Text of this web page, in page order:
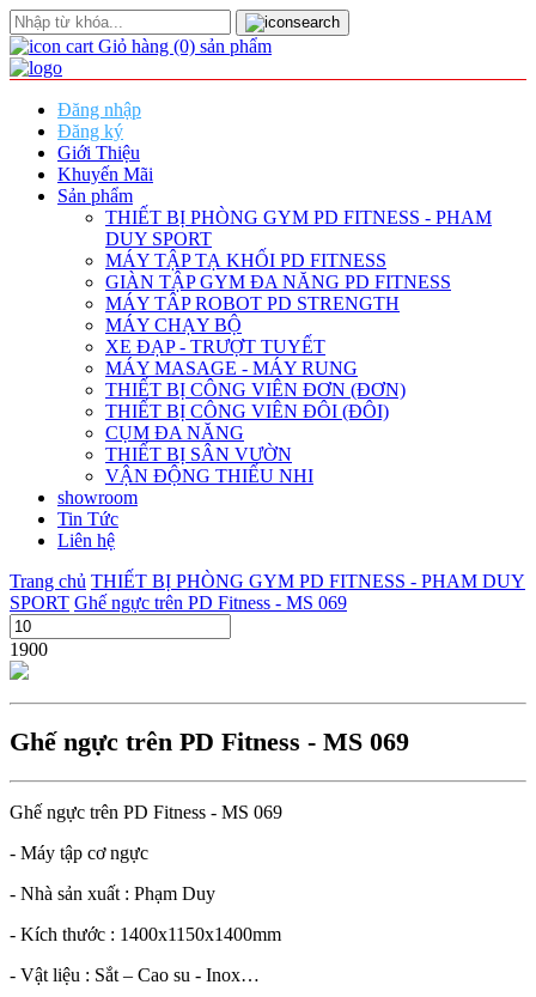
Giỏ hàng (0) sản phẩm
Đăng nhập
Đăng ký
Giới Thiệu
Khuyến Mãi
Sản phẩm
THIẾT BỊ PHÒNG GYM PD FITNESS - PHAM
DUY SPORT
MÁY TẬP TẠ KHỐI PD FITNESS
GIÀN TẬP GYM ĐA NĂNG PD FITNESS
MÁY TÂP ROBOT PD STRENGTH
MÁY CHẠY BỘ
XE ĐẠP - TRƯỢT TUYẾT
MÁY MASAGE - MÁY RUNG
THIẾT BỊ CÔNG VIÊN ĐƠN (ĐƠN)
THIẾT BỊ CÔNG VIÊN ĐÔI (ĐÔI)
CỤM ĐA NĂNG
THIẾT BỊ SÂN VƯỜN
VẬN ĐỘNG THIẾU NHI
showroom
Tin Tức
Liên hệ
Trang chủ THIẾT BỊ PHÒNG GYM PD FITNESS - PHAM DUY
SPORT Ghế ngực trên PD Fitness - MS 069
1900
Ghế ngực trên PD Fitness - MS 069
Ghế ngực trên PD Fitness - MS 069
- Máy tập cơ ngực
- Nhà sản xuất : Phạm Duy
- Kích thước : 1400x1150x1400mm
- Vật liệu : Sắt – Cao su - Inox…